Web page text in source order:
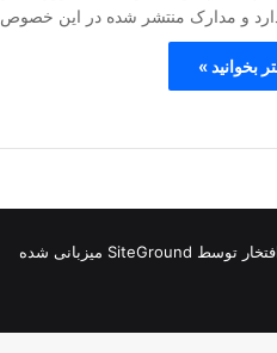
و مدارک منتشر شده در این
بخوانید »
توسط SiteGround میزبانی شده